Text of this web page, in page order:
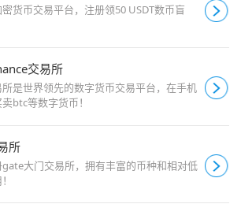
货币交易平台，注册领50 USDT数币盲
交易所
是世界领先的数字货币交易平台，在手机
卖btc等数字货币！
所
大门交易所，拥有丰富的币种和相对低